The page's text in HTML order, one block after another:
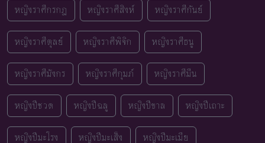
หญิงราศีกรกฎ หญิงราศีสิงห์ หญิงราศีกันย์
หญิงราศีตุลย์ หญิงราศีพิจิก หญิงราศีธนู
หญิงราศีมังกร หญิงราศีกุมภ์ หญิงราศีมีน
หญิงปีชวด หญิงปีฉลู หญิงปีขาล หญิงปีเถาะ
หญิงปีมะโรง หญิงปีมะเส็ง หญิงปีมะเมีย